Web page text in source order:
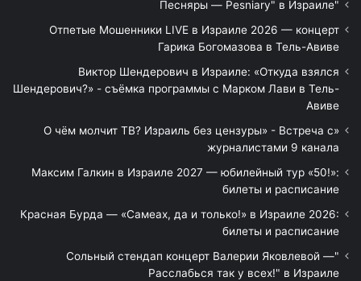
"Песняры — Pesniary" в Израиле
Отпетые Мошенники LIVE в Израиле 2026 — концерт
Гарика Богомазова в Тель-Авиве
Виктор Шендерович в Израиле: «Откуда взялся
Шендерович?» - съёмка программы с Марком Лави в Тель-
Авиве
«О чём молчит ТВ? Израиль без цензуры» - Встреча с
журналистами 9 канала
Максим Галкин в Израиле 2027 — юбилейный тур «50!»:
билеты и расписание
Красная Бурда — «Самеах, да и только!» в Израиле 2026:
билеты и расписание
"Сольный стендап концерт Валерии Яковлевой —
Расслабься так у всех!" в Израиле